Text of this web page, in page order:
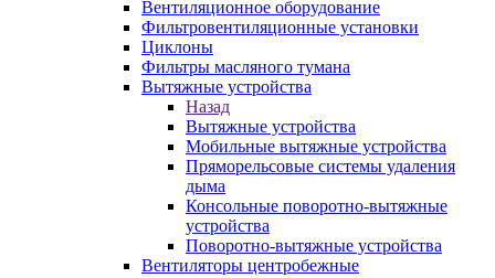
Вентиляционное оборудование
Фильтровентиляционные установки
Циклоны
Фильтры масляного тумана
Вытяжные устройства
Назад
Вытяжные устройства
Мобильные вытяжные устройства
Пряморельсовые системы удаления
дыма
Консольные поворотно-вытяжные
устройства
Поворотно-вытяжные устройства
Вентиляторы центробежные